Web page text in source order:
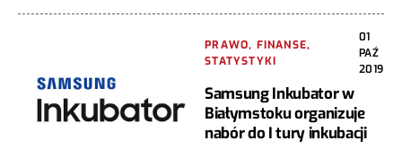
PRAWO, FINANSE,
STATYSTYKI
01
PAŹ
2019
Samsung Inkubator w
Białymstoku organizuje
nabór do I tury inkubacji